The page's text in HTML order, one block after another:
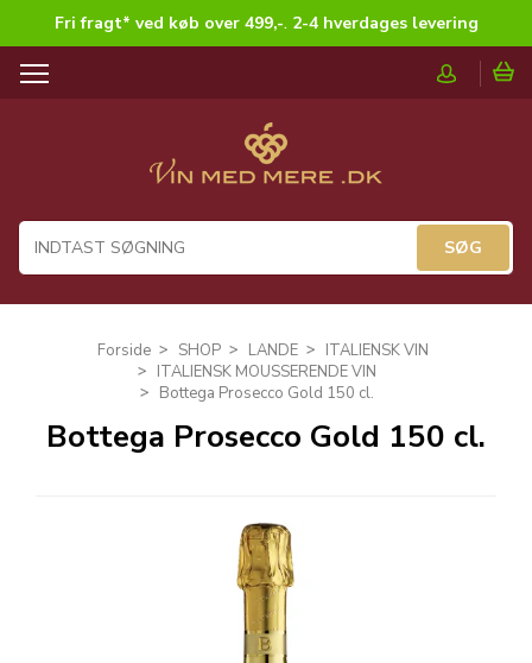
Fri fragt* ved køb over 499,-. 2-4 hverdages levering
T
a
i
Forside SHOP LANDE
ITALIENSK VIN
ITALIENSK MOUSSERENDE VIN
Bottega Prosecco Gold 150 cl.
Bottega Prosecco Gold 150 cl.